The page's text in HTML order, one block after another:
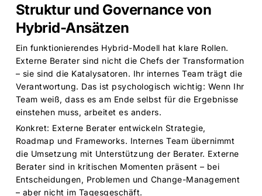
Struktur und Governance von
Hybrid-Ansätzen
Ein funktionierendes Hybrid-Modell hat klare Rollen.
Externe Berater sind nicht die Chefs der Transformation
– sie sind die Katalysatoren. Ihr internes Team trägt die
Verantwortung. Das ist psychologisch wichtig: Wenn Ihr
Team weiß, dass es am Ende selbst für die Ergebnisse
einstehen muss, arbeitet es anders.
Konkret: Externe Berater entwickeln Strategie,
Roadmap und Frameworks. Internes Team übernimmt
die Umsetzung mit Unterstützung der Berater. Externe
Berater sind in kritischen Momenten präsent – bei
Entscheidungen, Problemen und Change-Management
– aber nicht im Tagesgeschäft.